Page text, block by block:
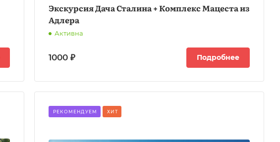
Экскурсия Дача Сталина + Комплекс Мацеста из
Адлера
Активна
1000 ₽ Подробнее
РЕКОМЕНДУЕМ ХИТ